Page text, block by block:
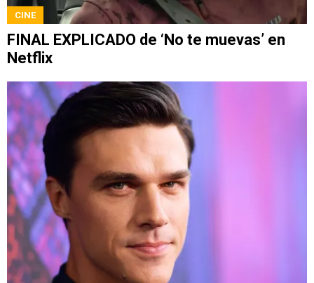
CINE
FINAL EXPLICADO de ‘No te muevas’ en
Netflix